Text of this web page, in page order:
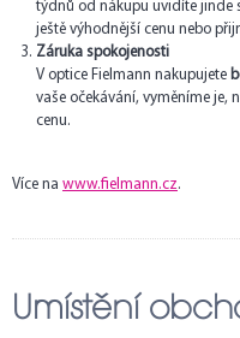
týdnů od nákupu uvidíte jinde
ještě výhodnější cenu nebo
Záruka spokojenosti
V optice Fielmann nakupujete
vaše očekávání, vyměníme je,
cenu.
Více na www.fielmann.cz.
Umístění